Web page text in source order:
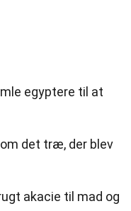
egyptere til at
det træ, der blev
akacie til mad og